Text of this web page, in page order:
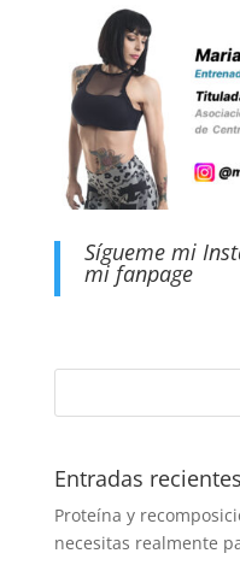
Sígueme mi
mi fanpage
Entradas recientes
Proteína y
necesitas realmente